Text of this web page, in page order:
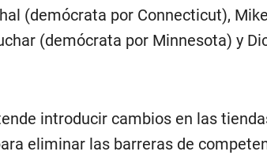
(demócrata por Connecticut),
(demócrata por Minnesota) y
introducir cambios en las
eliminar las barreras de